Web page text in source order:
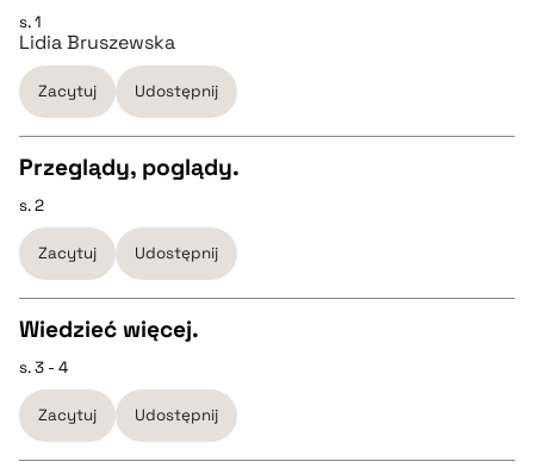
s. 1
Lidia Bruszewska
Zacytuj Udostępnij
CZYSTY TEKST
pobierz cytat
BIBTEX
pobierz cytat
Przeglądy, poglądy.
s. 2
Zacytuj Udostępnij
CZYSTY TEKST
pobierz cytat
Wiedzieć więcej.
s. 3 - 4
Zacytuj Udostępnij